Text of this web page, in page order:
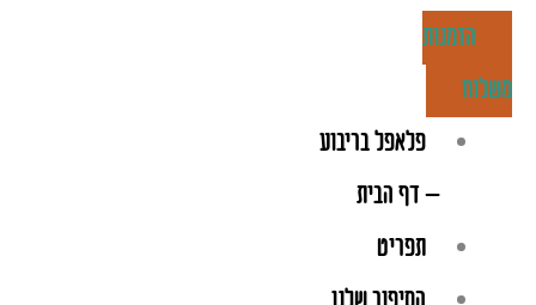
דילוג הזמנות
משלוח
פלאפל בריבוע
– דף הבית
תפריט